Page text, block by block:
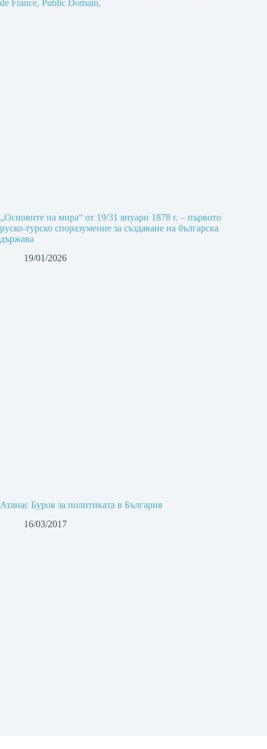
„Основите на мира“ от 19/31 януари 1878 г. – първото
руско-турско споразумение за създаване на българска
държава
19/01/2026
Атанас Буров за политиката в България
16/03/2017